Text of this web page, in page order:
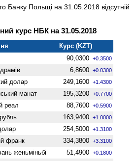
Банку Польщі на 31.05.2018 відсутній
курс НБК на 31.05.2018
Курс (KZT)
90,0300 +0.3500
6,8600 +0.0300
долар 249,1600 +1.4300
манат 195,3200 +0.7700
реал 88,7600 +0.5900
163,9400 +1.0000
254,5000 +1.3100
франк 334,3800 +3.3100
женьмiньбi 51,4900 +0.1800